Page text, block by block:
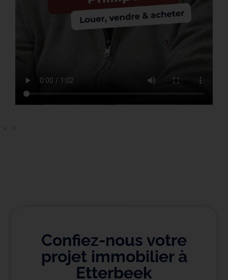
Confiez-nous votre
projet immobilier à
Etterbeek